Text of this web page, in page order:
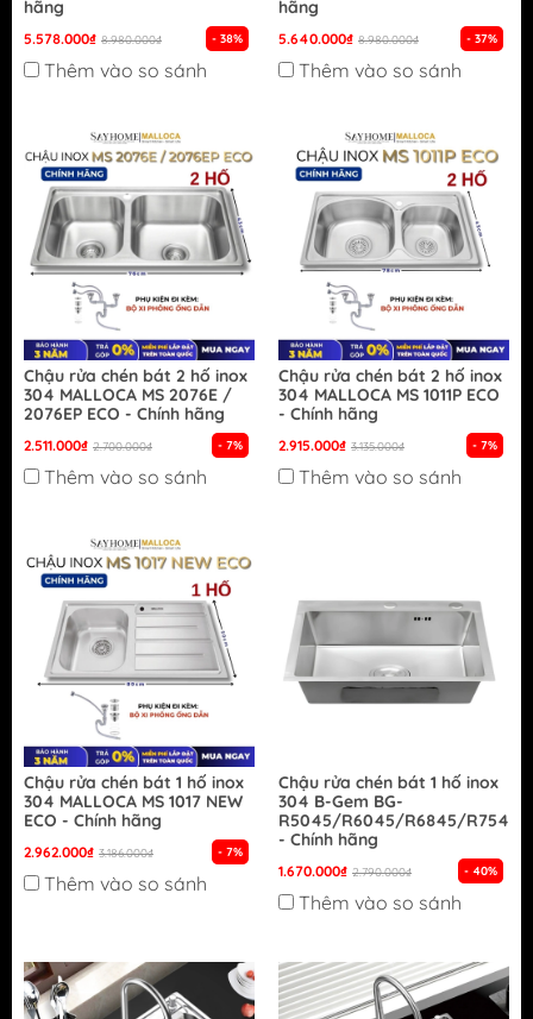
hãng
5.578.000₫ 8.980.000₫ - 38%
Thêm vào so sánh
hãng
5.640.000₫ 8.980.000₫ - 37%
Thêm vào so sánh
Chậu rửa chén bát 2 hố inox
304 MALLOCA MS 2076E /
2076EP ECO - Chính hãng
2.511.000₫ 2.700.000₫ - 7%
Thêm vào so sánh
Chậu rửa chén bát 2 hố inox
304 MALLOCA MS 1011P ECO
- Chính hãng
2.915.000₫ 3.135.000₫ - 7%
Thêm vào so sánh
Chậu rửa chén bát 1 hố inox
304 MALLOCA MS 1017 NEW
ECO - Chính hãng
2.962.000₫ 3.186.000₫ - 7%
Thêm vào so sánh
Chậu rửa chén bát 1 hố inox
304 B-Gem BG-
R5045/R6045/R6845/R7545/
- Chính hãng
1.670.000₫ 2.790.000₫ - 40%
Thêm vào so sánh